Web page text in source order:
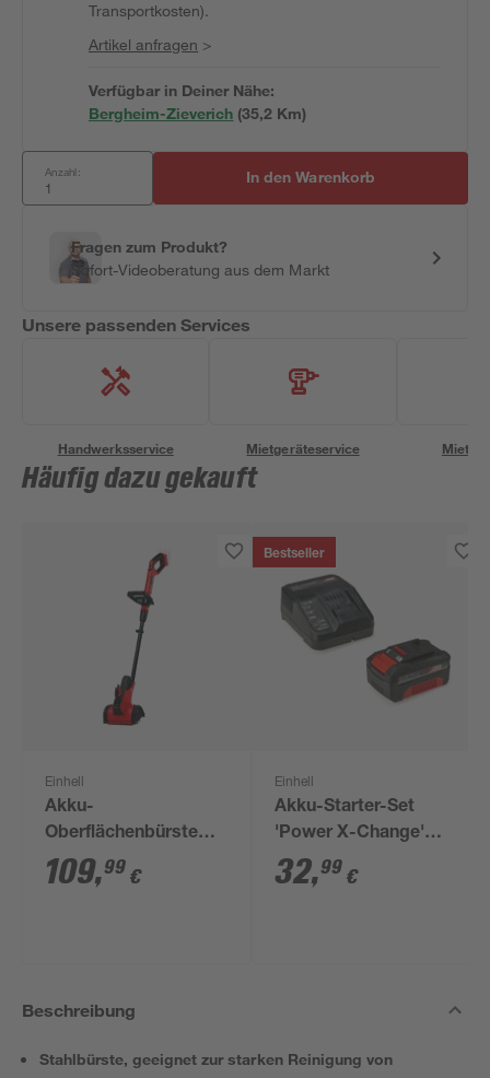
Transportkosten).
Artikel anfragen >
Verfügbar in Deiner Nähe:
Bergheim-Zieverich (35,2 Km)
Anzahl: In den Warenkorb
Fragen zum Produkt?
Sofort-Videoberatung aus dem Markt
Unsere passenden Services
Handwerksservice Mietgeräteservice
Häufig dazu gekauft
Einhell
Akku-
Oberflächenbürste
'PICOBELLA 18/215'
ohne Akku 18 V
109,99 €
Bestseller
Einhell
Akku-Starter-Set
'Power X-Change'
Ladegerät und Akku
18 V, 4,0 Ah
32,99 €
Beschreibung
Stahlbürste, geeignet zur starken Reinigung von